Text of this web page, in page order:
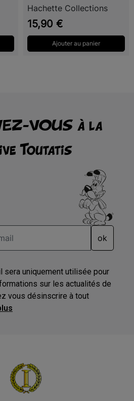
Hachette Collections
Prix
15,90 €
Ajouter au panier
VOUS à la
Toutatis
ok
sera uniquement utilisée pour
sur les actualités de
vous désinscrire à tout
avoir plus de 18 ans et avoir lu et